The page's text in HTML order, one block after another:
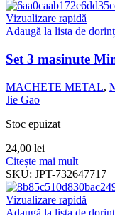
Vizualizare rapidă
Adaugă la lista de
Set 3 masinute
MACHETE METAL,
Jie Gao
Stoc epuizat
24,00 lei
Citește mai mult
SKU: JPT-732647717
Vizualizare rapidă
Adaugă la lista de